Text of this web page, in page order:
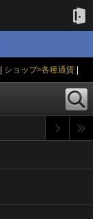
ショップ>各種通貨